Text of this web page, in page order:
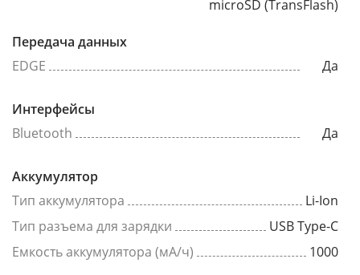
microSD (TransFlash)
Передача данных
EDGE
Да
Интерфейсы
Bluetooth
Да
Аккумулятор
Тип аккумулятора
Li-Ion
Тип разъема для зарядки
USB Type-C
Емкость аккумулятора (мА/ч)
1000